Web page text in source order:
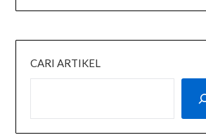
CARI ARTIKEL